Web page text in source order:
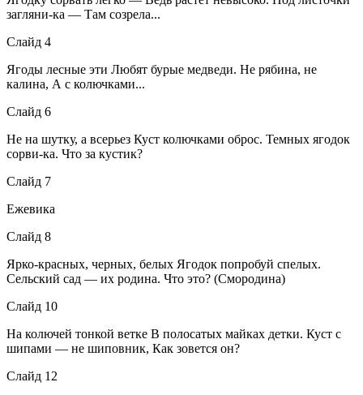
загляни-ка — Там созрела...
Слайд 4
Ягоды лесные эти Любят бурые медведи. Не рябина, не
калина, А с колючками...
Слайд 6
Не на шутку, а всерьез Куст колючками оброс. Темных ягодок
сорви-ка. Что за кустик?
Слайд 7
Ежевика
Слайд 8
Ярко-красных, черных, белых Ягодок попробуй спелых.
Сельский сад — их родина. Что это? (Смородина)
Слайд 10
На колючей тонкой ветке В полосатых майках детки. Куст с
шипами — не шиповник, Как зовется он?
Слайд 12